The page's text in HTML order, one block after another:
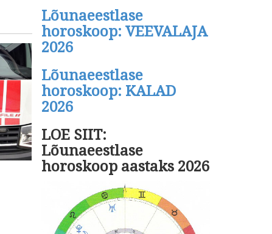
Lõunaeestlase
horoskoop: VEEVALAJA
2026
Lõunaeestlase
horoskoop: KALAD
2026
LOE SIIT:
Lõunaeestlase
horoskoop aastaks 2026